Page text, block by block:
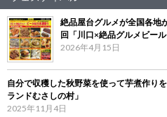
絶品屋台グルメが全国各
回「川口×絶品グルメビー
2026年4月15日
自分で収穫した秋野菜を使って芋煮作り
ランドむさしの村」
2025年11月4日